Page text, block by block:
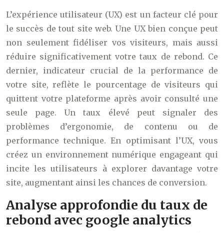
L’expérience utilisateur (UX) est un facteur clé pour
le succès de tout site web. Une UX bien conçue peut
non seulement fidéliser vos visiteurs, mais aussi
réduire significativement votre taux de rebond. Ce
dernier, indicateur crucial de la performance de
votre site, reflète le pourcentage de visiteurs qui
quittent votre plateforme après avoir consulté une
seule page. Un taux élevé peut signaler des
problèmes d’ergonomie, de contenu ou de
performance technique. En optimisant l’UX, vous
créez un environnement numérique engageant qui
incite les utilisateurs à explorer davantage votre
site, augmentant ainsi les chances de conversion.
Analyse approfondie du taux de
rebond avec google analytics